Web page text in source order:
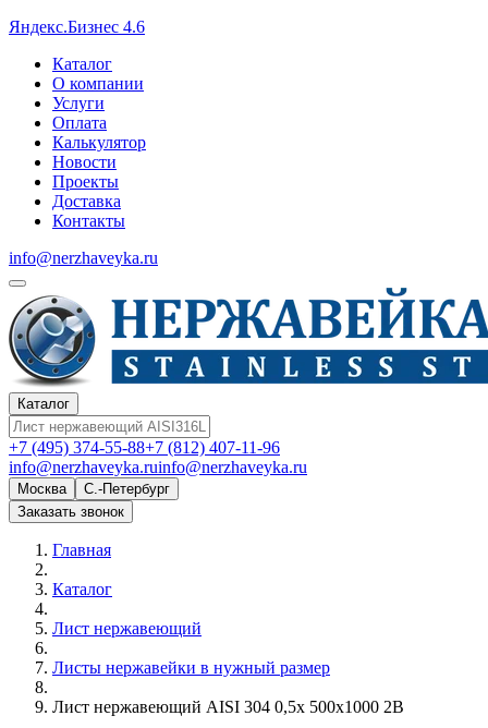
Яндекс.Бизнес 4.6
Каталог
О компании
Услуги
Оплата
Калькулятор
Новости
Проекты
Доставка
Контакты
info@nerzhaveyka.ru
Каталог
+7 (495) 374-55-88+7 (812) 407-11-96
info@nerzhaveyka.ruinfo@nerzhaveyka.ru
Москва
С.-Петербург
Заказать звонок
Главная
Каталог
Лист нержавеющий
Листы нержавейки в нужный размер
Лист нержавеющий AISI 304 0,5х 500х1000 2B